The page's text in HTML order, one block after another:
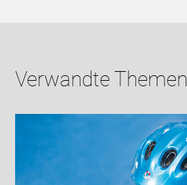
Verwandte Themen